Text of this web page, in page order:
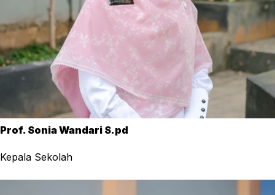
Prof. Sonia Wandari S.pd
Kepala Sekolah